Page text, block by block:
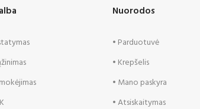
Nuorodos
• Parduotuvė
• Krepšelis
• Mano paskyra
• Atsiskaitymas